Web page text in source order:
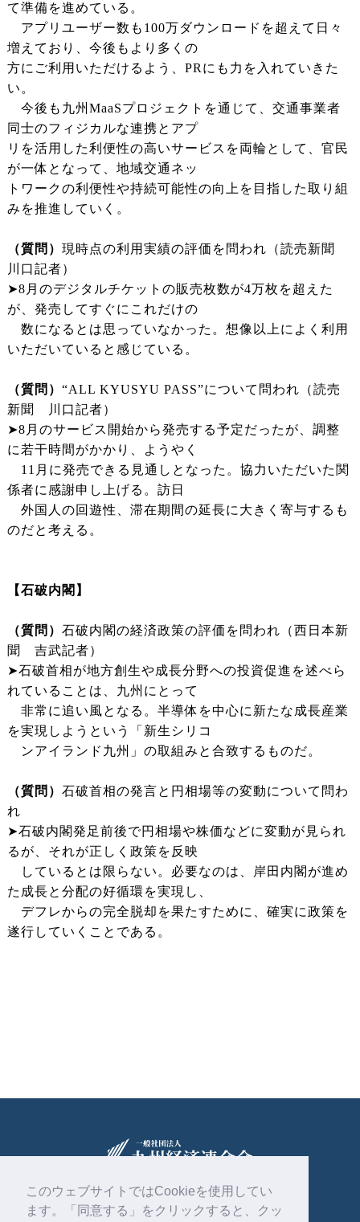
このウェブサイトではCookieを使用してい
ます。「同意する」をクリックすると、クッ
て準備を進めている。
アプリユーザー数も100万ダウンロードを超えて日々
増えており、今後もより多くの
方にご利用いただけるよう、PRにも力を入れていきた
い。
今後も九州MaaSプロジェクトを通じて、交通事業者
同士のフィジカルな連携とアプ
リを活用した利便性の高いサービスを両輪として、官民
が一体となって、地域交通ネッ
トワークの利便性や持続可能性の向上を目指した取り組
みを推進していく。
（質問） 現時点の利用実績の評価を問われ（読売新聞
川口記者）
➤8月のデジタルチケットの販売枚数が4万枚を超えた
が、発売してすぐにこれだけの
数になるとは思っていなかった。想像以上によく利用
いただいていると感じている。
（質問） “ALL KYUSYU PASS”について問われ（読売
新聞 川口記者）
➤8月のサービス開始から発売する予定だったが、調整
に若干時間がかかり、ようやく
11月に発売できる見通しとなった。協力いただいた関
係者に感謝申し上げる。訪日
外国人の回遊性、滞在期間の延長に大きく寄与するも
のだと考える。
【石破内閣】
（質問） 石破内閣の経済政策の評価を問われ（西日本新
聞 吉武記者）
➤石破首相が地方創生や成長分野への投資促進を述べら
れていることは、九州にとって
非常に追い風となる。半導体を中心に新たな成長産業
を実現しようという「新生シリコ
ンアイランド九州」の取組みと合致するものだ。
（質問） 石破首相の発言と円相場等の変動について問わ
れ
➤石破内閣発足前後で円相場や株価などに変動が見られ
るが、それが正しく政策を反映
しているとは限らない。必要なのは、岸田内閣が進め
た成長と分配の好循環を実現し、
デフレからの完全脱却を果たすために、確実に政策を
遂行していくことである。
〒810-0004